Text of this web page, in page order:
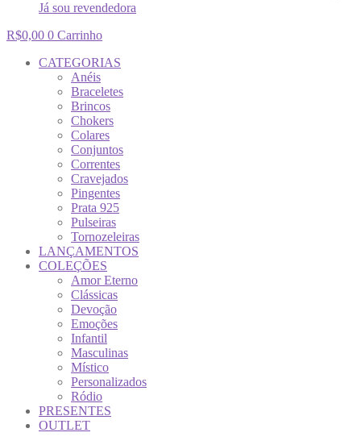
Já sou revendedora
R$0,00 0 Carrinho
CATEGORIAS
Anéis
Braceletes
Brincos
Chokers
Colares
Conjuntos
Correntes
Cravejados
Pingentes
Prata 925
Pulseiras
Tornozeleiras
LANÇAMENTOS
COLEÇÕES
Amor Eterno
Clássicas
Devoção
Emoções
Infantil
Masculinas
Místico
Personalizados
Ródio
PRESENTES
OUTLET